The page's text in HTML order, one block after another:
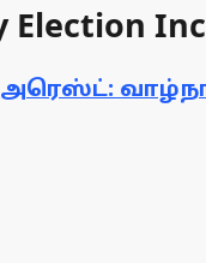
Election
அரெஸ்ட்: